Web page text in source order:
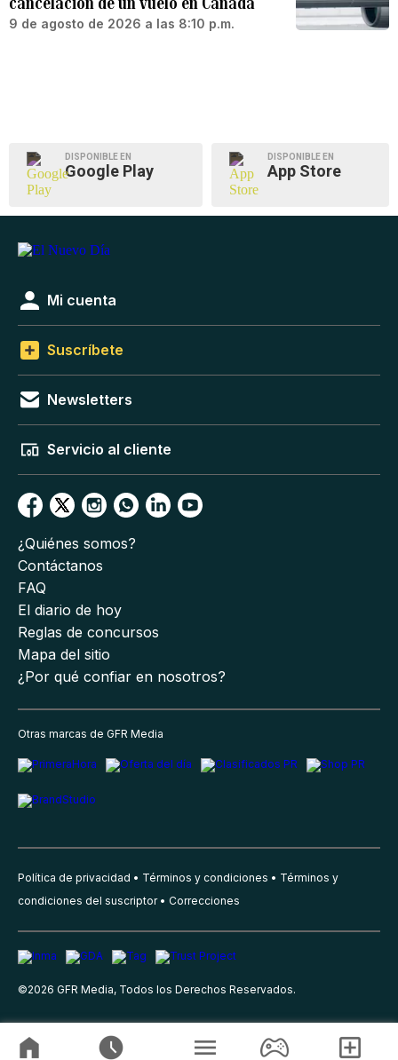
9 de agosto de 2026 a las 8:10 p.m.
DISPONIBLE EN
Google Play
DISPONIBLE EN
App Store
Mi cuenta
Suscríbete
Newsletters
Servicio al cliente
¿Quiénes somos?
Contáctanos
FAQ
El diario de hoy
Reglas de concursos
Mapa del sitio
¿Por qué confiar en nosotros?
Otras marcas de GFR Media
Política de privacidad Términos y condiciones
Términos y
condiciones del suscriptor
Correcciones
©2026 GFR Media, Todos los Derechos Reservados.